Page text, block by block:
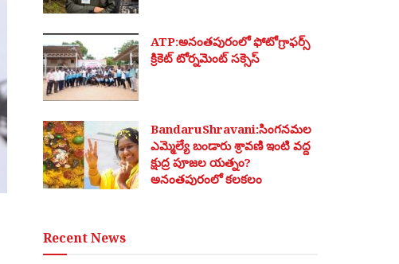
ATP:అనంతపురంలో ఫోటోగ్రాఫర్స్
క్రికెట్ టోర్నమెంట్ సక్సెస్
BandaruShravani:సింగనమల
ఎమ్మెల్యే బండారు శ్రావణి ఇంటి వద్ద
క్షుద్ర పూజల యత్నం?
అనంతపురంలో కలకలం
Recent News